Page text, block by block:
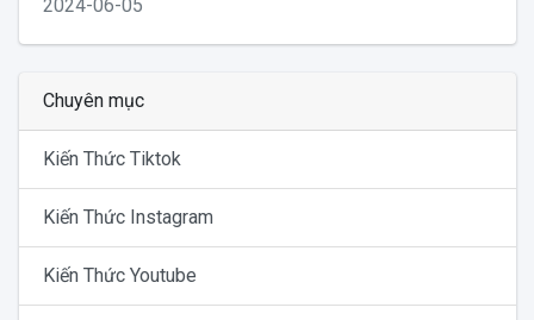
2024-06-05
Chuyên mục
Kiến Thức Tiktok
Kiến Thức Instagram
Kiến Thức Youtube